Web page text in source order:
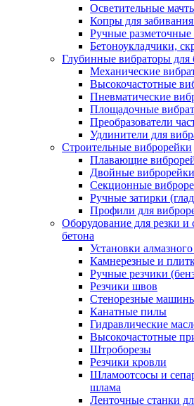
Осветительные
Копры для забивания
Ручные
Бетоноукладчики,
Глубинные вибраторы для
Механические
Высокочастотные
Пневматические
Площадочные
Преобразователи
Удлинители для
Строительные виброрейки
Плавающие
Двойные виброрейки
Секционные
Ручные затирки
Профили для
Оборудование для резки и
бетона
Установки
Камнерезные и
Ручные резчики
Резчики швов
Стенорезные
Канатные пилы
Гидравлические
Высокочастотные
Штроборезы
Резчики кровли
Шламоотсосы и
шлама
Ленточные станки